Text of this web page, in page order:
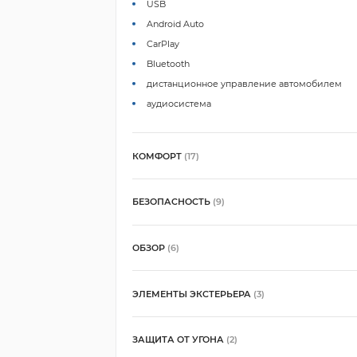
USB
Android Auto
CarPlay
Bluetooth
дистанционное управление автомобилем
аудиосистема
КОМФОРТ (17)
БЕЗОПАСНОСТЬ (9)
ОБЗОР (6)
ЭЛЕМЕНТЫ ЭКСТЕРЬЕРА (3)
ЗАЩИТА ОТ УГОНА (2)